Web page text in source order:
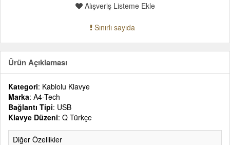
Alışveriş Listeme Ekle
Sınırlı sayıda
Ürün Açıklaması
Kategori: Kablolu Klavye
Marka: A4-Tech
Bağlantı Tipi: USB
Klavye Düzeni: Q Türkçe
Diğer Özellikler